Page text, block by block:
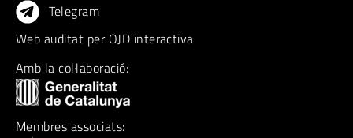
Telegram
Web auditat per OJD interactiva
Amb la col·laboració:
Membres associats: